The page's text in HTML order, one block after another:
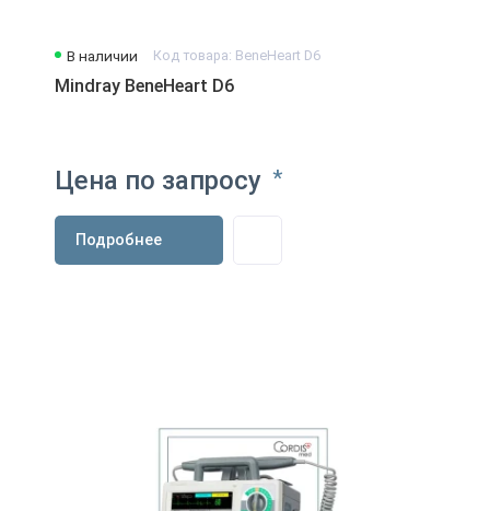
В наличии Код товара: BeneHeart D6
Mindray BeneHeart D6
Цена по запросу *
Подробнее